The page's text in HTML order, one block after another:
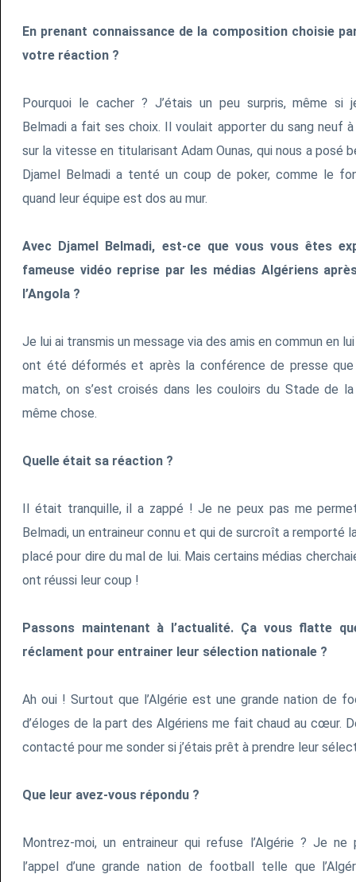
En prenant connaissance de la composition choisie
votre réaction ?
Pourquoi le cacher ? J’étais un peu surpris, même si
Belmadi a fait ses choix. Il voulait apporter du sang neuf à
sur la vitesse en titularisant Adam Ounas, qui nous a posé
Djamel Belmadi a tenté un coup de poker, comme le
quand leur équipe est dos au mur.
Avec Djamel Belmadi, est-ce que vous vous êtes
fameuse vidéo reprise par les médias Algériens
l’Angola ?
Je lui ai transmis un message via des amis en commun en
ont été déformés et après la conférence de presse que
match, on s’est croisés dans les couloirs du Stade de
même chose.
Quelle était sa réaction ?
Il était tranquille, il a zappé ! Je ne peux pas me
Belmadi, un entraineur connu et qui de surcroît a remporté
placé pour dire du mal de lui. Mais certains médias
ont réussi leur coup !
Passons maintenant à l’actualité. Ça vous flatte
réclament pour entrainer leur sélection nationale ?
Ah oui ! Surtout que l’Algérie est une grande nation de
d’éloges de la part des Algériens me fait chaud au cœur.
contacté pour me sonder si j’étais prêt à prendre leur
Que leur avez-vous répondu ?
Montrez-moi, un entraineur qui refuse l’Algérie ? Je
l’appel d’une grande nation de football telle que